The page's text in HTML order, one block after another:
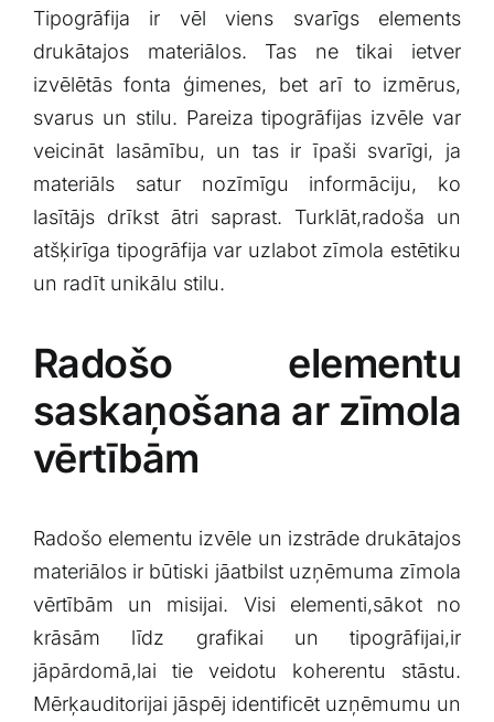
Tipogrāfija ir vēl‌ viens ⁢svarīgs⁢ elements
drukātajos⁤ materiālos. Tas ne tikai ietver
izvēlētās fonta​ ģimenes, bet arī to ‌izmērus,
svarus un ⁢stilu.‍ Pareiza tipogrāfijas izvēle var
veicināt lasāmību, un tas ​ir ‍īpaši svarīgi, ja
⁤materiāls ⁤satur nozīmīgu informāciju, ko
lasītājs drīkst ātri saprast. ⁢Turklāt,radoša un
atšķirīga tipogrāfija var uzlabot zīmola estētiku​
un ​radīt unikālu stilu.
Radošo elementu
saskaņošana ar zīmola
vērtībām
Radošo elementu izvēle un izstrāde drukātajos
materiālos ir būtiski jāatbilst⁣ uzņēmuma⁢ zīmola
‍vērtībām un misijai. Visi‍ elementi,sākot no
krāsām līdz grafikai un⁤ tipogrāfijai,ir
jāpārdomā,lai tie veidotu⁤ koherentu stāstu.
Mērķauditorijai jāspēj identificēt uzņēmumu un